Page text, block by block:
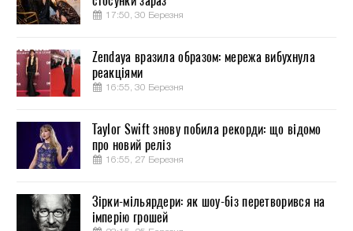
17:50, 30 Березня
Zendaya вразила образом: мережа вибухнула
реакціями
16:55, 30 Березня
Taylor Swift знову побила рекорди: що відомо
про новий реліз
16:55, 27 Березня
Зірки-мільярдери: як шоу-біз перетворився на
імперію грошей